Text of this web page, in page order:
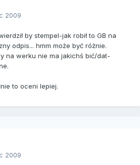
2009
by stempel-jak robił to GB na
odpis... hmm może być różnie.
na werku nie ma jakichś bić/dat-
to oceni lepiej.
2009